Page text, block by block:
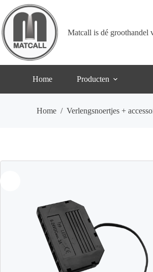
naar
de
inhoud
Matcall is dé
Home Producten
Home / Verlengsnoertjes +